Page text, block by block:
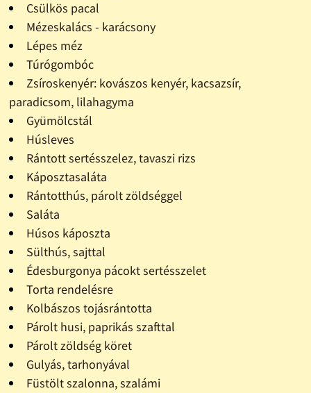
Csülkös pacal
Mézeskalács - karácsony
Lépes méz
Túrógombóc
Zsíroskenyér: kovászos kenyér, kacsazsír,
paradicsom, lilahagyma
Gyümölcstál
Húsleves
Rántott sertésszelez, tavaszi rizs
Káposztasaláta
Rántotthús, párolt zöldséggel
Saláta
Húsos káposzta
Sülthús, sajttal
Édesburgonya pácokt sertésszelet
Torta rendelésre
Kolbászos tojásrántotta
Párolt husi, paprikás szafttal
Párolt zöldség köret
Gulyás, tarhonyával
Füstölt szalonna, szalámi